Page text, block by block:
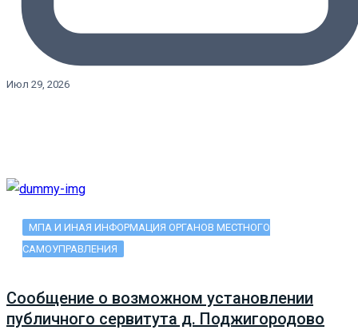
Июл 29, 2026
МПА И ИНАЯ ИНФОРМАЦИЯ ОРГАНОВ МЕСТНОГО
САМОУПРАВЛЕНИЯ
Сообщение о возможном установлении
публичного сервитута д. Поджигородово